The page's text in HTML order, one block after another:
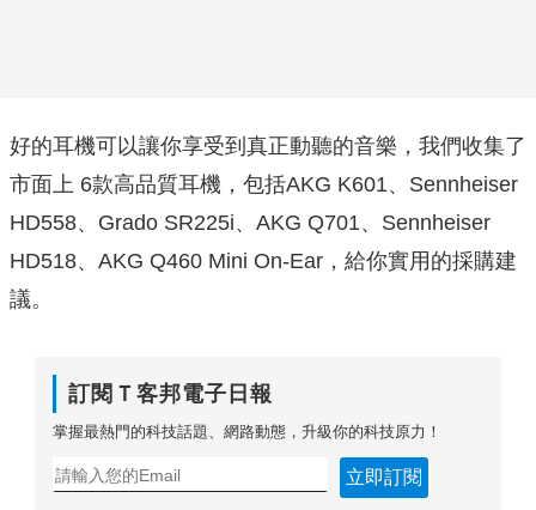
好的耳機可以讓你享受到真正動聽的音樂，我們收集了
市面上 6款高品質耳機，包括AKG K601、Sennheiser
HD558、Grado SR225i、AKG Q701、Sennheiser
HD518、AKG Q460 Mini On-Ear，給你實用的採購建
議。
訂閱Ｔ客邦電子日報
掌握最熱門的科技話題、網路動態，升級你的科技原力！
立即訂閱